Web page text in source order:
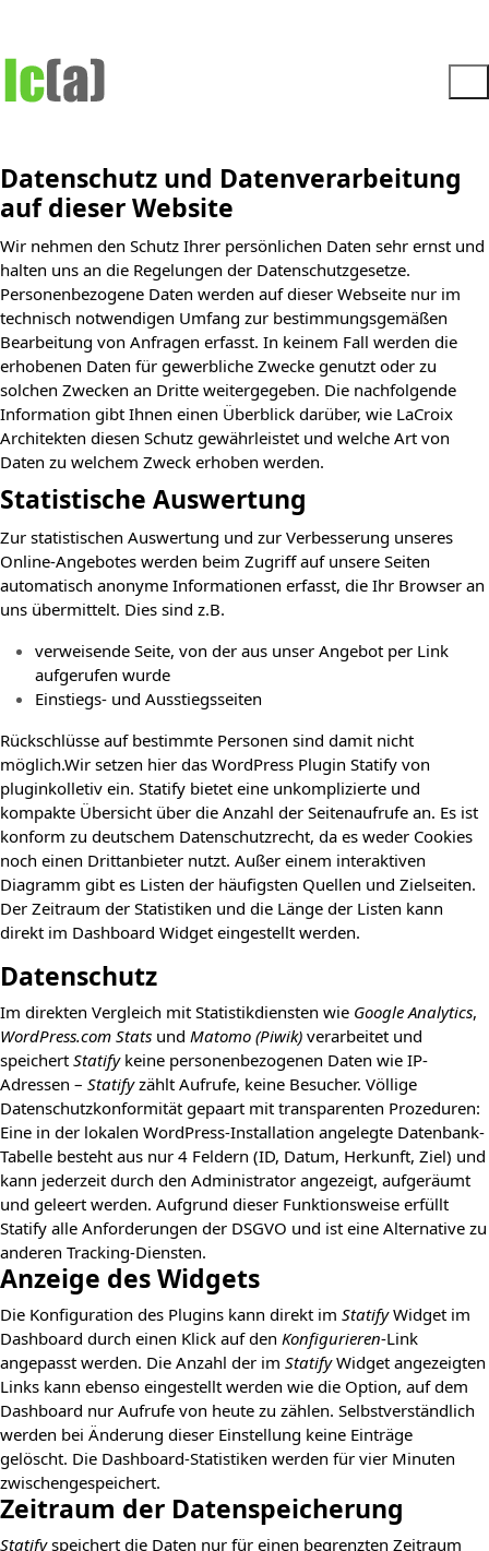
Datenschutz und Datenverarbeitung
auf dieser Website
Wir nehmen den Schutz Ihrer persönlichen Daten sehr ernst und
halten uns an die Regelungen der Datenschutzgesetze.
Personenbezogene Daten werden auf dieser Webseite nur im
technisch notwendigen Umfang zur bestimmungsgemäßen
Bearbeitung von Anfragen erfasst. In keinem Fall werden die
erhobenen Daten für gewerbliche Zwecke genutzt oder zu
solchen Zwecken an Dritte weitergegeben. Die nachfolgende
Information gibt Ihnen einen Überblick darüber, wie LaCroix
Architekten diesen Schutz gewährleistet und welche Art von
Daten zu welchem Zweck erhoben werden.
Statistische Auswertung
Zur statistischen Auswertung und zur Verbesserung unseres
Online-Angebotes werden beim Zugriff auf unsere Seiten
automatisch anonyme Informationen erfasst, die Ihr Browser an
uns übermittelt. Dies sind z.B.
verweisende Seite, von der aus unser Angebot per Link
aufgerufen wurde
Einstiegs- und Ausstiegsseiten
Rückschlüsse auf bestimmte Personen sind damit nicht
möglich.Wir setzen hier das WordPress Plugin Statify von
pluginkolletiv ein. Statify bietet eine unkomplizierte und
kompakte Übersicht über die Anzahl der Seitenaufrufe an. Es ist
konform zu deutschem Datenschutzrecht, da es weder Cookies
noch einen Drittanbieter nutzt. Außer einem interaktiven
Diagramm gibt es Listen der häufigsten Quellen und Zielseiten.
Der Zeitraum der Statistiken und die Länge der Listen kann
direkt im Dashboard Widget eingestellt werden.
Datenschutz
Im direkten Vergleich mit Statistikdiensten wie Google Analytics,
WordPress.com Stats und Matomo (Piwik) verarbeitet und
speichert Statifykeine personenbezogenen Daten wie IP-
Adressen – Statifyzählt Aufrufe, keine Besucher. Völlige
Datenschutzkonformität gepaart mit transparenten Prozeduren:
Eine in der lokalen WordPress-Installation angelegte Datenbank-
Tabelle besteht aus nur 4 Feldern (ID, Datum, Herkunft, Ziel) und
kann jederzeit durch den Administrator angezeigt, aufgeräumt
und geleert werden. Aufgrund dieser Funktionsweise erfüllt
Statify alle Anforderungen der DSGVO und ist eine Alternative zu
anderen Tracking-Diensten.
Anzeige des Widgets
Die Konfiguration des Plugins kann direkt im StatifyWidget im
Dashboard durch einen Klick auf den Konfigurieren-Link
angepasst werden. Die Anzahl der im StatifyWidget angezeigten
Links kann ebenso eingestellt werden wie die Option, auf dem
Dashboard nur Aufrufe von heute zu zählen. Selbstverständlich
werden bei Änderung dieser Einstellung keine Einträge
gelöscht. Die Dashboard-Statistiken werden für vier Minuten
zwischengespeichert.
Zeitraum der Datenspeicherung
Statifyspeichert die Daten nur für einen begrenzten Zeitraum